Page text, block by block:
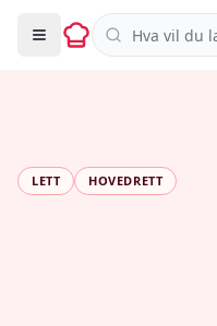
Søk i oppskrifter
LETT HOVEDRETT